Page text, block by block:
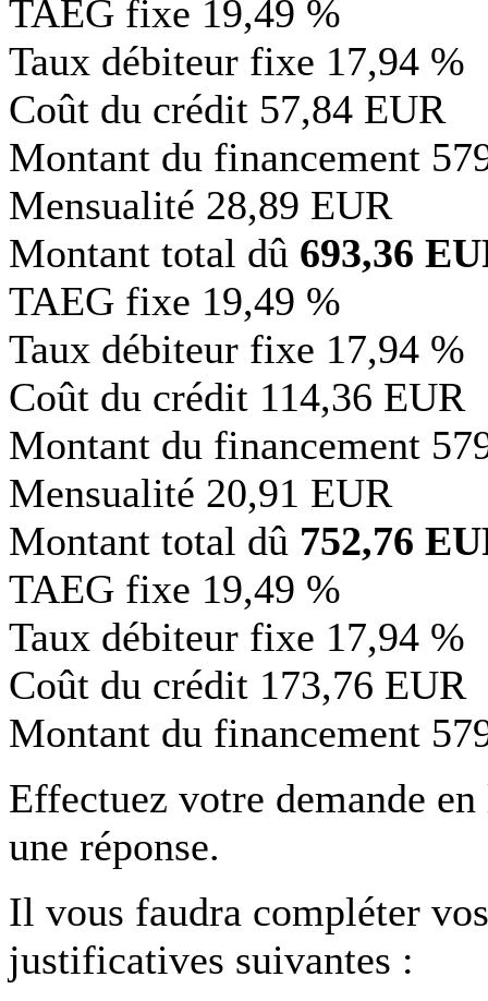
TAEG fixe 19,49 %
Taux débiteur fixe 17,94 %
Coût du crédit 57,84 EUR
Montant du financement
Mensualité 28,89 EUR
Montant total dû 693,36
TAEG fixe 19,49 %
Taux débiteur fixe 17,94 %
Coût du crédit 114,36 EUR
Montant du financement
Mensualité 20,91 EUR
Montant total dû 752,76
TAEG fixe 19,49 %
Taux débiteur fixe 17,94 %
Coût du crédit 173,76 EUR
Montant du financement
Effectuez votre demande
une réponse.
Il vous faudra compléter
justificatives suivantes :